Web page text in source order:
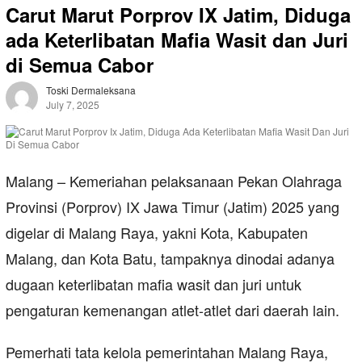
Carut Marut Porprov IX Jatim, Diduga
ada Keterlibatan Mafia Wasit dan Juri
di Semua Cabor
Toski Dermaleksana
July 7, 2025
Malang – Kemeriahan pelaksanaan Pekan Olahraga
Provinsi (Porprov) IX Jawa Timur (Jatim) 2025 yang
digelar di Malang Raya, yakni Kota, Kabupaten
Malang, dan Kota Batu, tampaknya dinodai adanya
dugaan keterlibatan mafia wasit dan juri untuk
pengaturan kemenangan atlet-atlet dari daerah lain.
Pemerhati tata kelola pemerintahan Malang Raya,